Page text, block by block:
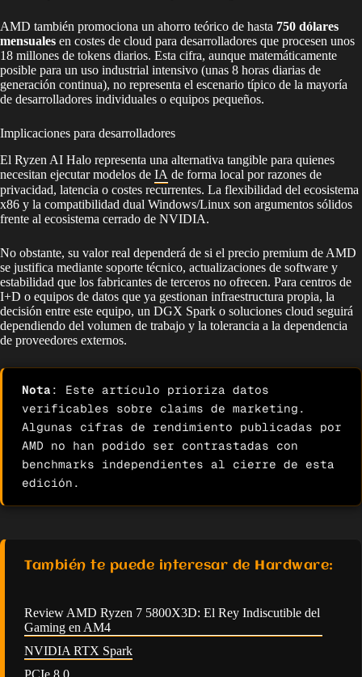
AMD también promociona un ahorro teórico de hasta 750 dólares
mensuales en costes de cloud para desarrolladores que procesen unos
18 millones de tokens diarios. Esta cifra, aunque matemáticamente
posible para un uso industrial intensivo (unas 8 horas diarias de
generación continua), no representa el escenario típico de la mayoría
de desarrolladores individuales o equipos pequeños.
Implicaciones para desarrolladores
El Ryzen AI Halo representa una alternativa tangible para quienes
necesitan ejecutar modelos de IA de forma local por razones de
privacidad, latencia o costes recurrentes. La flexibilidad del ecosistema
x86 y la compatibilidad dual Windows/Linux son argumentos sólidos
frente al ecosistema cerrado de NVIDIA.
No obstante, su valor real dependerá de si el precio premium de AMD
se justifica mediante soporte técnico, actualizaciones de software y
estabilidad que los fabricantes de terceros no ofrecen. Para centros de
I+D o equipos de datos que ya gestionan infraestructura propia, la
decisión entre este equipo, un DGX Spark o soluciones cloud seguirá
dependiendo del volumen de trabajo y la tolerancia a la dependencia
de proveedores externos.
Nota : Este artículo prioriza datos
verificables sobre claims de marketing.
Algunas cifras de rendimiento publicadas por
AMD no han podido ser contrastadas con
benchmarks independientes al cierre de esta
edición.
También te puede interesar de Hardware:
Review AMD Ryzen 7 5800X3D: El Rey Indiscutible del
Gaming en AM4
NVIDIA RTX Spark
PCIe 8.0